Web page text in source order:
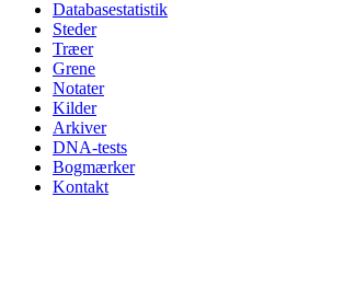
Databasestatistik
Steder
Træer
Grene
Notater
Kilder
Arkiver
DNA-tests
Bogmærker
Kontakt